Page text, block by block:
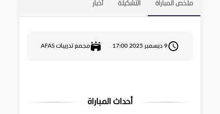
ملخص المباراة التشكيلة أخبار
9 ديسمبر 2025 17:00 مجمع تدريبات AFAS
أحداث المباراة